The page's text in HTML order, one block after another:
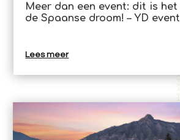
Meer dan een event: dit is
de Spaanse droom! – YD
Lees meer